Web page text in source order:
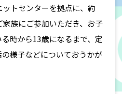
トセンターを拠点に、約
族にご参加いただき、お子
時から13歳になるまで、定
様子などについておうかが